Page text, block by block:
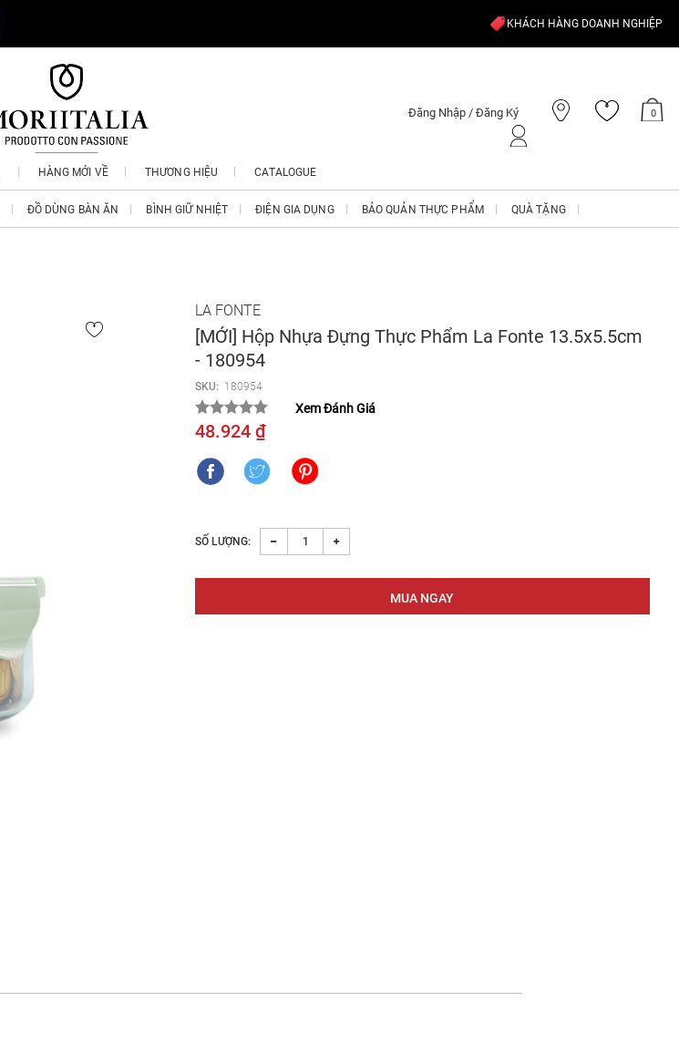
KHÁCH HÀNG DOANH NGHIỆP
Đăng Nhập / Đăng Ký 0
HÀNG MỚI VỀ THƯƠNG HIỆU CATALOGUE
ĐỒ DÙNG BÀN ĂN BÌNH GIỮ NHIỆT ĐIỆN GIA DỤNG BẢO QUẢN THỰC PHẨM QUÀ TẶNG
LA FONTE
[MỚI] Hộp Nhựa Đựng Thực Phẩm La Fonte 13.5x5.5cm
- 180954
SKU: 180954
Xem Đánh Giá
48.924 ₫
SỐ LƯỢNG: